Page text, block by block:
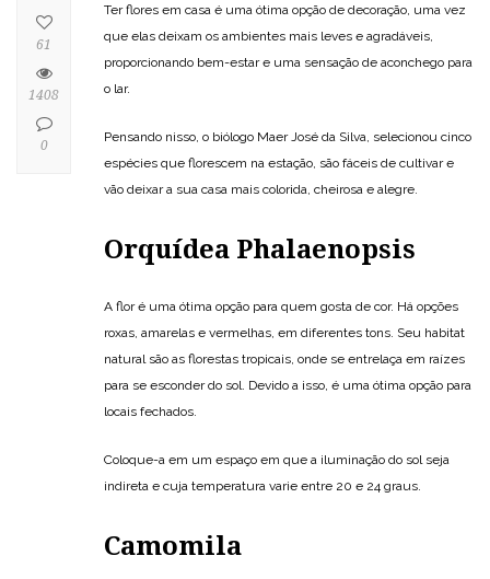
Ter flores em casa é uma ótima opção de decoração, uma vez
que elas deixam os ambientes mais leves e agradáveis,
proporcionando bem-estar e uma sensação de aconchego para
o lar.
Pensando nisso, o biólogo Maer José da Silva, selecionou cinco
espécies que florescem na estação, são fáceis de cultivar e
vão deixar a sua casa mais colorida, cheirosa e alegre.
Orquídea Phalaenopsis
A flor é uma ótima opção para quem gosta de cor. Há opções
roxas, amarelas e vermelhas, em diferentes tons. Seu habitat
natural são as florestas tropicais, onde se entrelaça em raízes
para se esconder do sol. Devido a isso, é uma ótima opção para
locais fechados.
Coloque-a em um espaço em que a iluminação do sol seja
indireta e cuja temperatura varie entre 20 e 24 graus.
Camomila
61
1408
0